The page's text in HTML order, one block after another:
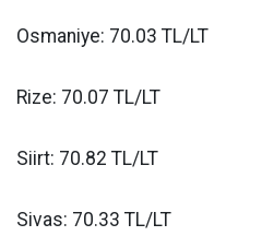
Osmaniye: 70.03 TL/LT
Rize: 70.07 TL/LT
Siirt: 70.82 TL/LT
Sivas: 70.33 TL/LT